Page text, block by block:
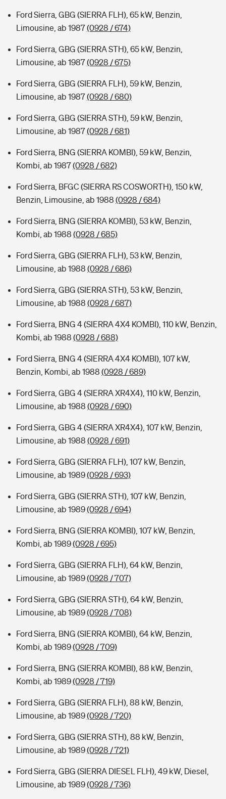
Ford Sierra, GBG (SIERRA FLH), 65 kW, Benzin,
Limousine, ab 1987(0928 / 674)
Ford Sierra, GBG (SIERRA STH), 65 kW, Benzin,
Limousine, ab 1987(0928 / 675)
Ford Sierra, GBG (SIERRA FLH), 59 kW, Benzin,
Limousine, ab 1987(0928 / 680)
Ford Sierra, GBG (SIERRA STH), 59 kW, Benzin,
Limousine, ab 1987(0928 / 681)
Ford Sierra, BNG (SIERRA KOMBI), 59 kW, Benzin,
Kombi, ab 1987(0928 / 682)
Ford Sierra, BFGC (SIERRA RS COSWORTH), 150 kW,
Benzin, Limousine, ab 1988 (0928 / 684)
Ford Sierra, BNG (SIERRA KOMBI), 53 kW, Benzin,
Kombi, ab 1988 (0928 / 685)
Ford Sierra, GBG (SIERRA FLH), 53 kW, Benzin,
Limousine, ab 1988 (0928 / 686)
Ford Sierra, GBG (SIERRA STH), 53 kW, Benzin,
Limousine, ab 1988 (0928 / 687)
Ford Sierra, BNG 4 (SIERRA 4X4 KOMBI), 110 kW, Benzin,
Kombi, ab 1988 (0928 / 688)
Ford Sierra, BNG 4 (SIERRA 4X4 KOMBI), 107 kW,
Benzin, Kombi, ab 1988 (0928 / 689)
Ford Sierra, GBG 4 (SIERRA XR4X4), 110 kW, Benzin,
Limousine, ab 1988 (0928 / 690)
Ford Sierra, GBG 4 (SIERRA XR4X4), 107 kW, Benzin,
Limousine, ab 1988 (0928 / 691)
Ford Sierra, GBG (SIERRA FLH), 107 kW, Benzin,
Limousine, ab 1989(0928 / 693)
Ford Sierra, GBG (SIERRA STH), 107 kW, Benzin,
Limousine, ab 1989(0928 / 694)
Ford Sierra, BNG (SIERRA KOMBI), 107 kW, Benzin,
Kombi, ab 1989(0928 / 695)
Ford Sierra, GBG (SIERRA FLH), 64 kW, Benzin,
Limousine, ab 1989(0928 / 707)
Ford Sierra, GBG (SIERRA STH), 64 kW, Benzin,
Limousine, ab 1989(0928 / 708)
Ford Sierra, BNG (SIERRA KOMBI), 64 kW, Benzin,
Kombi, ab 1989(0928 / 709)
Ford Sierra, BNG (SIERRA KOMBI), 88 kW, Benzin,
Kombi, ab 1989(0928 / 719)
Ford Sierra, GBG (SIERRA FLH), 88 kW, Benzin,
Limousine, ab 1989(0928 / 720)
Ford Sierra, GBG (SIERRA STH), 88 kW, Benzin,
Limousine, ab 1989(0928 / 721)
Ford Sierra, GBG (SIERRA DIESEL FLH), 49 kW, Diesel,
Limousine, ab 1989(0928 / 736)